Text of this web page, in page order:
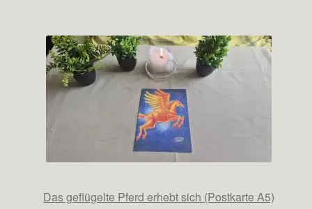
Das geflügelte Pferd erhebt sich (Postkarte A5)